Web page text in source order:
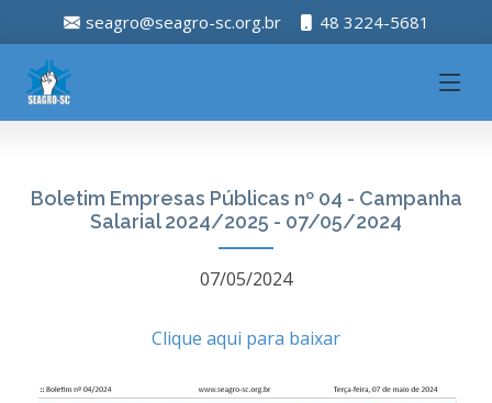
seagro@seagro-sc.org.br 48 3224-5681
Boletim Empresas Públicas nº 04 - Campanha
Salarial 2024/2025 - 07/05/2024
07/05/2024
Clique aqui para baixar